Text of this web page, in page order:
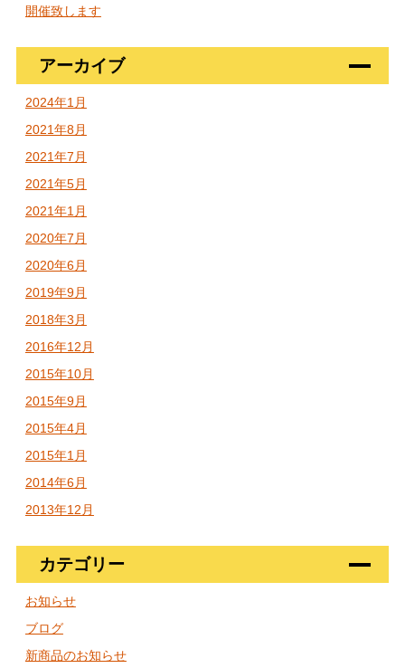
開催致します
アーカイブ
2024年1月
2021年8月
2021年7月
2021年5月
2021年1月
2020年7月
2020年6月
2019年9月
2018年3月
2016年12月
2015年10月
2015年9月
2015年4月
2015年1月
2014年6月
2013年12月
カテゴリー
お知らせ
ブログ
新商品のお知らせ